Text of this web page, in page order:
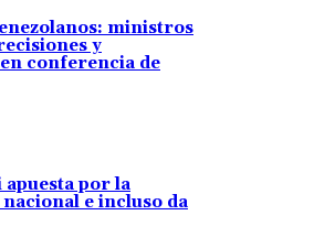
ministros
y
conferencia de
por la
e incluso da